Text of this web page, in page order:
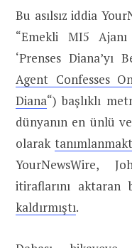
Bu asılsız iddia
“Emekli MI5
‘Prenses Diana’yı
Agent Confesses
Diana“) başlıklı
dünyanın en ünlü
olarak
YourNewsWire,
itiraflarını aktaran
kaldırmıştı.